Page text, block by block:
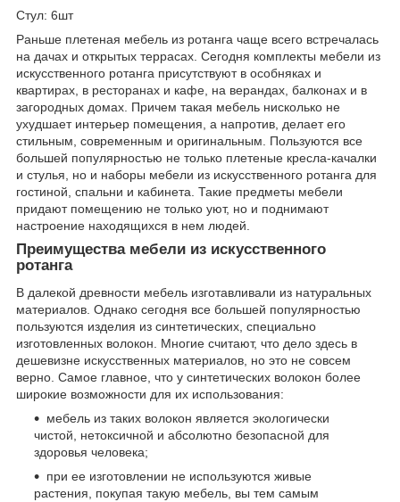
Стул: 6шт
Раньше плетеная мебель из ротанга чаще всего встречалась
на дачах и открытых террасах. Сегодня комплекты мебели из
искусственного ротанга присутствуют в особняках и
квартирах, в ресторанах и кафе, на верандах, балконах и в
загородных домах. Причем такая мебель нисколько не
ухудшает интерьер помещения, а напротив, делает его
стильным, современным и оригинальным. Пользуются все
большей популярностью не только плетеные кресла-качалки
и стулья, но и наборы мебели из искусственного ротанга для
гостиной, спальни и кабинета. Такие предметы мебели
придают помещению не только уют, но и поднимают
настроение находящихся в нем людей.
Преимущества мебели из искусственного
ротанга
В далекой древности мебель изготавливали из натуральных
материалов. Однако сегодня все большей популярностью
пользуются изделия из синтетических, специально
изготовленных волокон. Многие считают, что дело здесь в
дешевизне искусственных материалов, но это не совсем
верно. Самое главное, что у синтетических волокон более
широкие возможности для их использования:
мебель из таких волокон является экологически
чистой, нетоксичной и абсолютно безопасной для
здоровья человека;
при ее изготовлении не используются живые
растения, покупая такую мебель, вы тем самым